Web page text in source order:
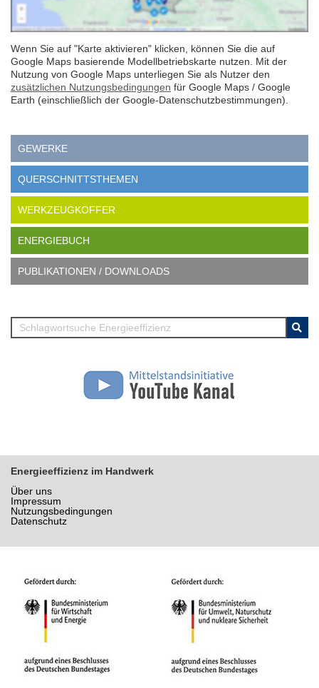
Wenn Sie auf "Karte aktivieren" klicken, können Sie die auf
Google Maps basierende Modellbetriebskarte nutzen. Mit der
Nutzung von Google Maps unterliegen Sie als Nutzer den
zusätzlichen Nutzungsbedingungen für Google Maps / Google
Earth (einschließlich der Google-Datenschutzbestimmungen).
GEWERKE
QUERSCHNITTSTHEMEN
WERKZEUGKOFFER
ENERGIEBUCH
PUBLIKATIONEN / DOWNLOADS
Energieeffizienz im Handwerk
Über uns
Impressum
Nutzungsbedingungen
Datenschutz